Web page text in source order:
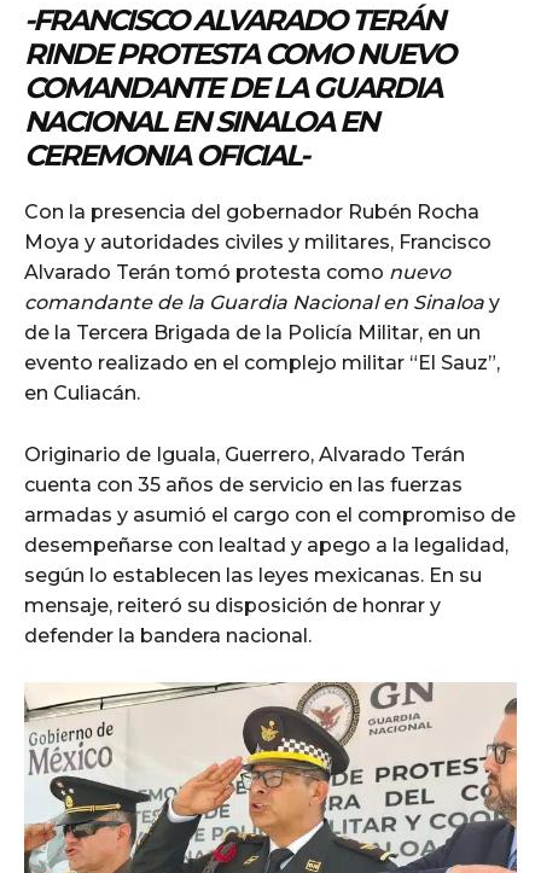
-FRANCISCO ALVARADO TERÁN
RINDE PROTESTA COMO NUEVO
COMANDANTE DE LA GUARDIA
NACIONAL EN SINALOA EN
CEREMONIA OFICIAL-
Con la presencia del gobernador Rubén Rocha
Moya y autoridades civiles y militares, Francisco
Alvarado Terán tomó protesta como nuevo
comandante de la Guardia Nacional en Sinaloa y
de la Tercera Brigada de la Policía Militar, en un
evento realizado en el complejo militar “El Sauz”,
en Culiacán.
Originario de Iguala, Guerrero, Alvarado Terán
cuenta con 35 años de servicio en las fuerzas
armadas y asumió el cargo con el compromiso de
desempeñarse con lealtad y apego a la legalidad,
según lo establecen las leyes mexicanas. En su
mensaje, reiteró su disposición de honrar y
defender la bandera nacional.